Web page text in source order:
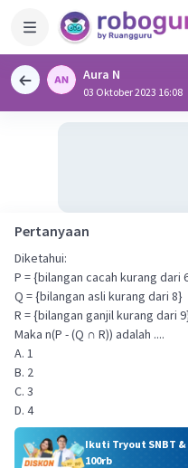
Aura N
03 Oktober 2023 16:08
Pertanyaan
Diketahui:
P = {bilangan cacah kurang dari
Q = {bilangan asli kurang dari 8}
R = {bilangan ganjil kurang dari
Maka n(P - (Q ∩ R)) adalah ....
A. 1
B. 2
C. 3
D. 4
Ikuti Tryout SNBT
100rb